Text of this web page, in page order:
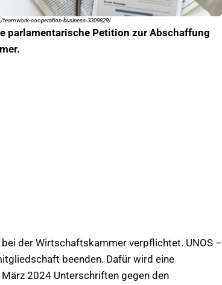
cooperation-business-3309829/
parlamentarische Petition zur Abschaffung
der Wirtschaftskammer verpflichtet. UNOS –
beenden. Dafür wird eine
2024 Unterschriften gegen den